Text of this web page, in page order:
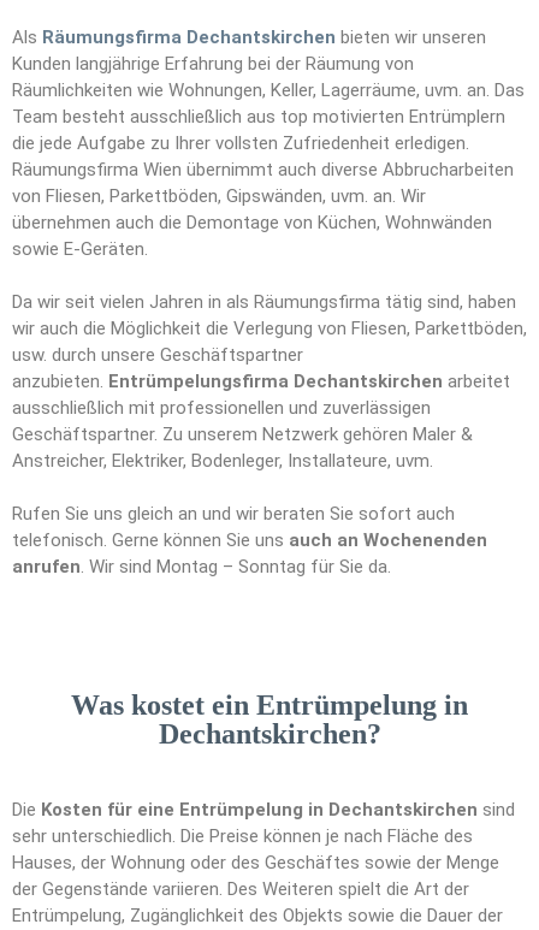
Als Räumungsfirma Dechantskirchen bieten wir unseren
Kunden langjährige Erfahrung bei der Räumung von
Räumlichkeiten wie Wohnungen, Keller, Lagerräume, uvm. an. Das
Team besteht ausschließlich aus top motivierten Entrümplern
die jede Aufgabe zu Ihrer vollsten Zufriedenheit erledigen.
Räumungsfirma Wien übernimmt auch diverse Abbrucharbeiten
von Fliesen, Parkettböden, Gipswänden, uvm. an. Wir
übernehmen auch die Demontage von Küchen, Wohnwänden
sowie E-Geräten.
Da wir seit vielen Jahren in als Räumungsfirma tätig sind, haben
wir auch die Möglichkeit die Verlegung von Fliesen, Parkettböden,
usw. durch unsere Geschäftspartner
anzubieten. Entrümpelungsfirma Dechantskirchen arbeitet
ausschließlich mit professionellen und zuverlässigen
Geschäftspartner. Zu unserem Netzwerk gehören Maler &
Anstreicher, Elektriker, Bodenleger, Installateure, uvm.
Rufen Sie uns gleich an und wir beraten Sie sofort auch
telefonisch. Gerne können Sie uns auch an Wochenenden
anrufen. Wir sind Montag – Sonntag für Sie da.
Was kostet ein Entrümpelung in
Dechantskirchen?
Die Kosten für eine Entrümpelung in Dechantskirchen sind
sehr unterschiedlich. Die Preise können je nach Fläche des
Hauses, der Wohnung oder des Geschäftes sowie der Menge
der Gegenstände variieren. Des Weiteren spielt die Art der
Entrümpelung, Zugänglichkeit des Objekts sowie die Dauer der